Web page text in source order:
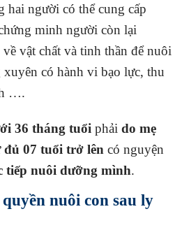
hai người có thể cung cấp
minh người còn lại
vật chất và tinh thần để nuôi
có hành vi bạo lực, thu
….
36 tháng tuổi phải do mẹ
đủ 07 tuổi trở lên có nguyện
tiếp nuôi dưỡng mình.
nuôi con sau ly